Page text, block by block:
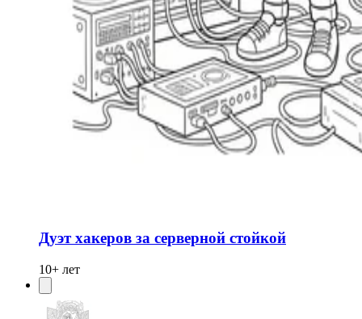
Дуэт хакеров за серверной стойкой
10+ лет